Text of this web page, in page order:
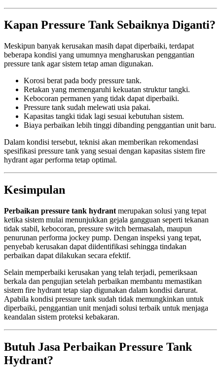
Kapan Pressure Tank Sebaiknya Diganti?
Meskipun banyak kerusakan masih dapat diperbaiki, terdapat
beberapa kondisi yang umumnya mengharuskan penggantian
pressure tank agar sistem tetap aman digunakan.
Korosi berat pada body pressure tank.
Retakan yang memengaruhi kekuatan struktur tangki.
Kebocoran permanen yang tidak dapat diperbaiki.
Pressure tank sudah melewati usia pakai.
Kapasitas tangki tidak lagi sesuai kebutuhan sistem.
Biaya perbaikan lebih tinggi dibanding penggantian unit baru.
Dalam kondisi tersebut, teknisi akan memberikan rekomendasi
spesifikasi pressure tank yang sesuai dengan kapasitas sistem fire
hydrant agar performa tetap optimal.
Kesimpulan
Perbaikan pressure tank hydrant merupakan solusi yang tepat
ketika sistem mulai menunjukkan gejala gangguan seperti tekanan
tidak stabil, kebocoran, pressure switch bermasalah, maupun
penurunan performa jockey pump. Dengan inspeksi yang tepat,
penyebab kerusakan dapat diidentifikasi sehingga tindakan
perbaikan dapat dilakukan secara efektif.
Selain memperbaiki kerusakan yang telah terjadi, pemeriksaan
berkala dan pengujian setelah perbaikan membantu memastikan
sistem fire hydrant tetap siap digunakan dalam kondisi darurat.
Apabila kondisi pressure tank sudah tidak memungkinkan untuk
diperbaiki, penggantian unit menjadi solusi terbaik untuk menjaga
keandalan sistem proteksi kebakaran.
Butuh Jasa Perbaikan Pressure Tank
Hydrant?